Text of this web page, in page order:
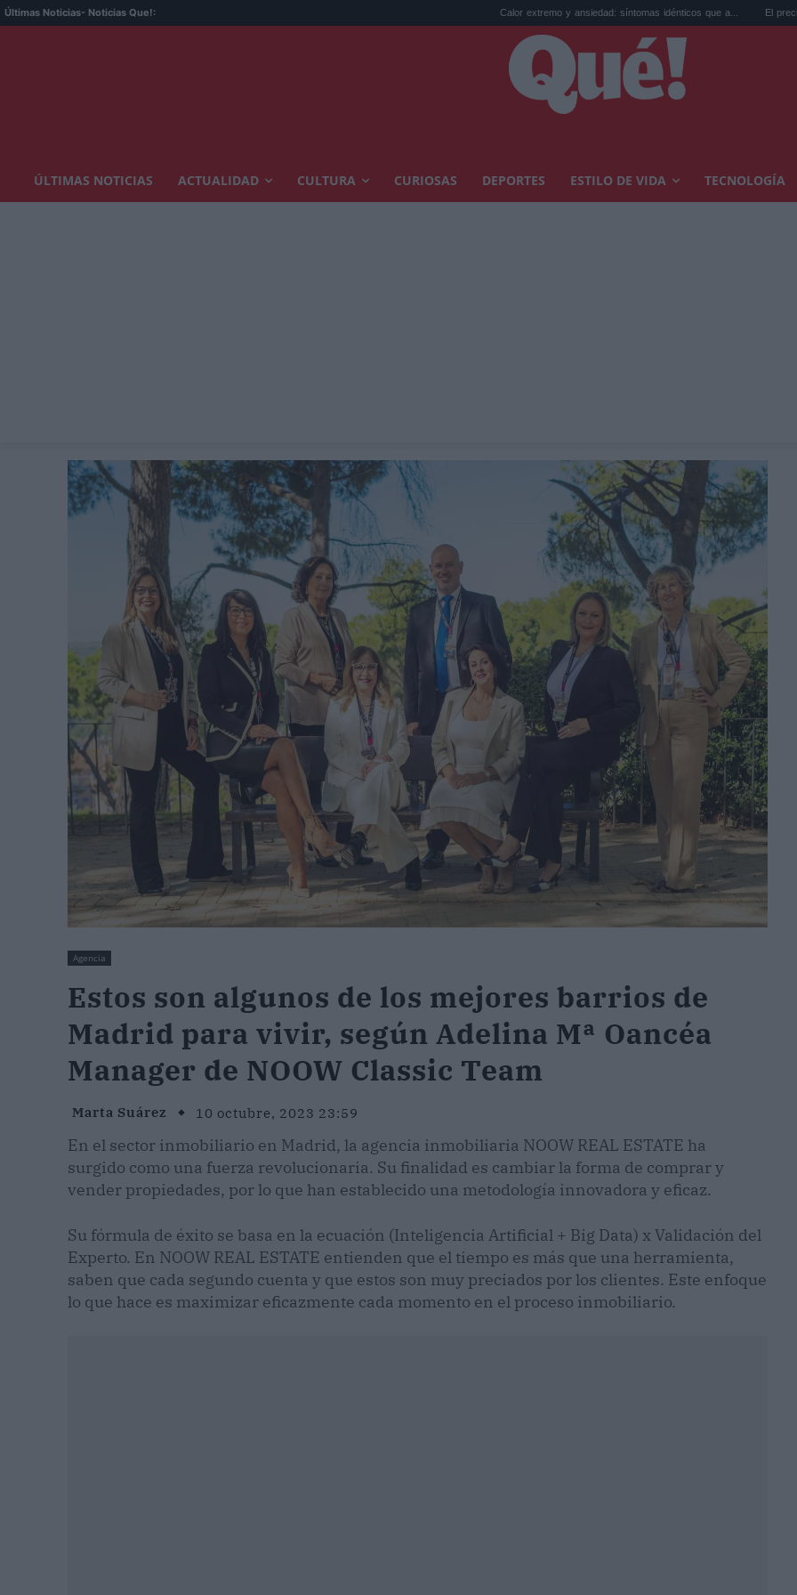
Últimas Noticias- Noticias Que!: Calor extremo y ansiedad: síntomas idénticos que a... El precio de la
ÚLTIMAS NOTICIAS ACTUALIDAD CULTURA CURIOSAS DEPORTES ESTILO DE VIDA TECNOLOGÍA
Agencia
Estos son algunos de los mejores barrios de
Madrid para vivir, según Adelina Mª Oancéa
Manager de NOOW Classic Team
Marta Suárez 10 octubre, 2023 23:59
En el sector inmobiliario en Madrid, la agencia inmobiliaria NOOW REAL ESTATE ha
surgido como una fuerza revolucionaria. Su finalidad es cambiar la forma de comprar y
vender propiedades, por lo que han establecido una metodología innovadora y eficaz.
Su fórmula de éxito se basa en la ecuación (Inteligencia Artificial + Big Data) x Validación del
Experto. En NOOW REAL ESTATE entienden que el tiempo es más que una herramienta,
saben que cada segundo cuenta y que estos son muy preciados por los clientes. Este enfoque
lo que hace es maximizar eficazmente cada momento en el proceso inmobiliario.